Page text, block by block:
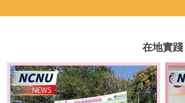
在地實踐